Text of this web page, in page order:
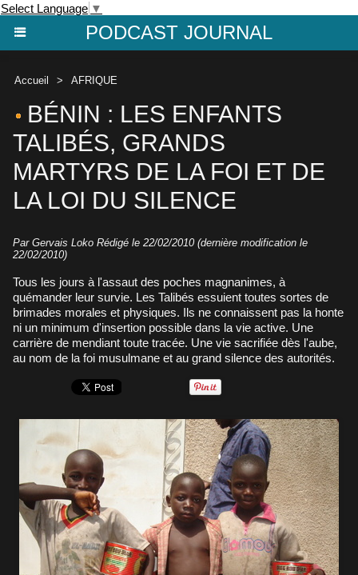
Select Language ▼
PODCAST JOURNAL
Accueil > AFRIQUE
BÉNIN : LES ENFANTS
TALIBÉS, GRANDS
MARTYRS DE LA FOI ET DE
LA LOI DU SILENCE
Par Gervais Loko Rédigé le 22/02/2010 (dernière modification le
22/02/2010)
Tous les jours à l'assaut des poches magnanimes, à
quémander leur survie. Les Talibés essuient toutes sortes de
brimades morales et physiques. Ils ne connaissent pas la honte
ni un minimum d'insertion possible dans la vie active. Une
carrière de mendiant toute tracée. Une vie sacrifiée dès l'aube,
au nom de la foi musulmane et au grand silence des autorités.